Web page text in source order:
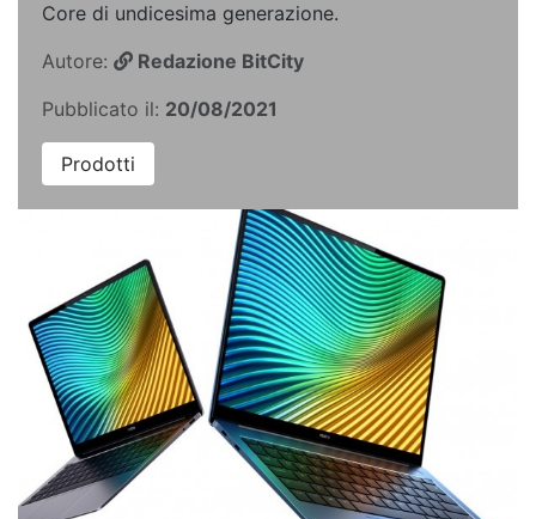
Core di undicesima generazione.
Autore:
Redazione BitCity
Pubblicato il: 20/08/2021
Prodotti